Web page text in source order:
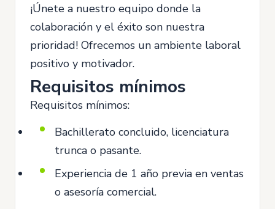
¡Únete a nuestro equipo donde la
colaboración y el éxito son nuestra
prioridad! Ofrecemos un ambiente laboral
positivo y motivador.
Requisitos mínimos
Requisitos mínimos:
Bachillerato concluido, licenciatura
trunca o pasante.
Experiencia de 1 año previa en ventas
o asesoría comercial.